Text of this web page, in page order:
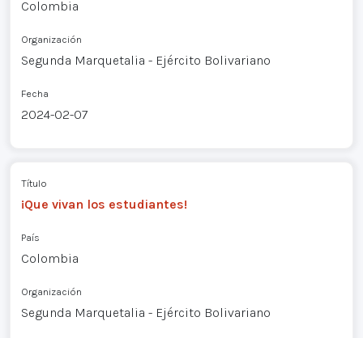
Colombia
Organización
Segunda Marquetalia - Ejército Bolivariano
Fecha
2024-02-07
Título
¡Que vivan los estudiantes!
País
Colombia
Organización
Segunda Marquetalia - Ejército Bolivariano